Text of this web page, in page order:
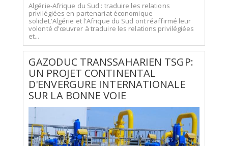
Algérie-Afrique du Sud : traduire les relations
privilégiées en partenariat économique
solideL'Algérie et l'Afrique du Sud ont réaffirmé leur
volonté d'œuvrer à traduire les relations privilégiées
et...
GAZODUC TRANSSAHARIEN TSGP:
UN PROJET CONTINENTAL
D'ENVERGURE INTERNATIONALE
SUR LA BONNE VOIE